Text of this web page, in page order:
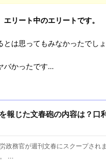
リート中のエリートです。
は思ってもみなかったでしょ
バかったです...
報じた文春砲の内容は？口
政務官が週刊文春にスクープされ
...